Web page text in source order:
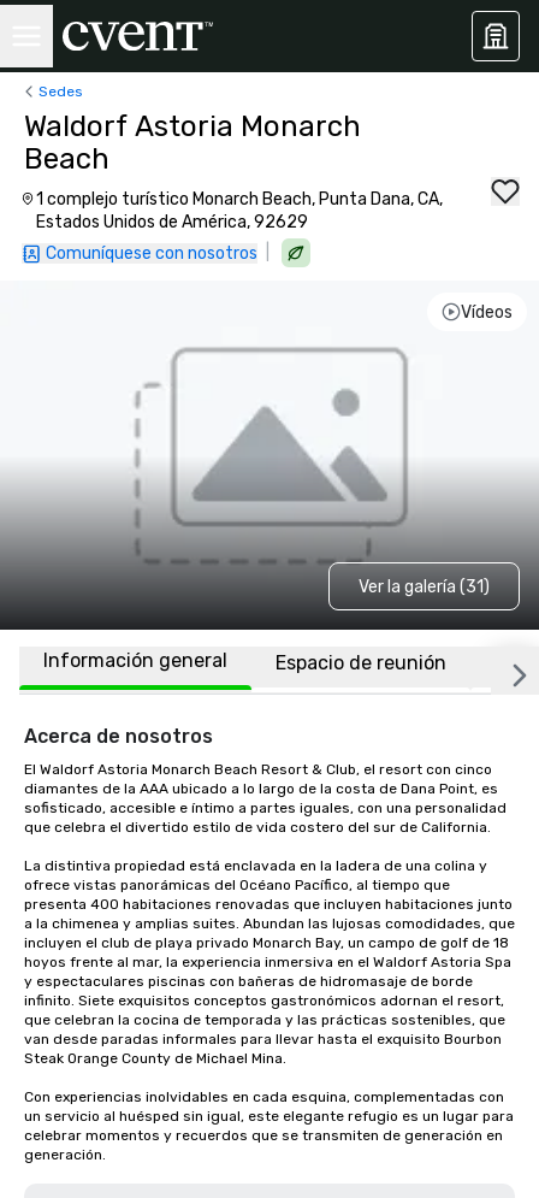
Sedes
Waldorf Astoria Monarch
Beach
1 complejo turístico Monarch Beach, Punta Dana, CA,
Estados Unidos de América, 92629
Comuníquese con nosotros
Vídeos
Ver la galería (31)
Información general Espacio de reunión
Acerca de nosotros
El Waldorf Astoria Monarch Beach Resort & Club, el resort con cinco
diamantes de la AAA ubicado a lo largo de la costa de Dana Point, es
sofisticado, accesible e íntimo a partes iguales, con una personalidad
que celebra el divertido estilo de vida costero del sur de California.
La distintiva propiedad está enclavada en la ladera de una colina y
ofrece vistas panorámicas del Océano Pacífico, al tiempo que
presenta 400 habitaciones renovadas que incluyen habitaciones junto
a la chimenea y amplias suites. Abundan las lujosas comodidades, que
incluyen el club de playa privado Monarch Bay, un campo de golf de 18
hoyos frente al mar, la experiencia inmersiva en el Waldorf Astoria Spa
y espectaculares piscinas con bañeras de hidromasaje de borde
infinito. Siete exquisitos conceptos gastronómicos adornan el resort,
que celebran la cocina de temporada y las prácticas sostenibles, que
van desde paradas informales para llevar hasta el exquisito Bourbon
Steak Orange County de Michael Mina.
Con experiencias inolvidables en cada esquina, complementadas con
un servicio al huésped sin igual, este elegante refugio es un lugar para
celebrar momentos y recuerdos que se transmiten de generación en
generación.